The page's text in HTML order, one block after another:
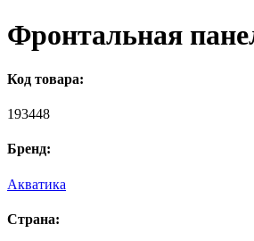
Фронтальная
Код товара:
193448
Бренд:
Акватика
Страна: